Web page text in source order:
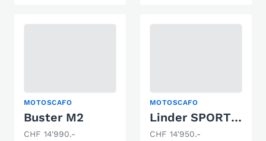
MOTOSCAFO
Buster M2
CHF 14'990.-
MOTOSCAFO
Linder SPORTSMAN 445 CATCH (ALU)
CHF 14'950.-